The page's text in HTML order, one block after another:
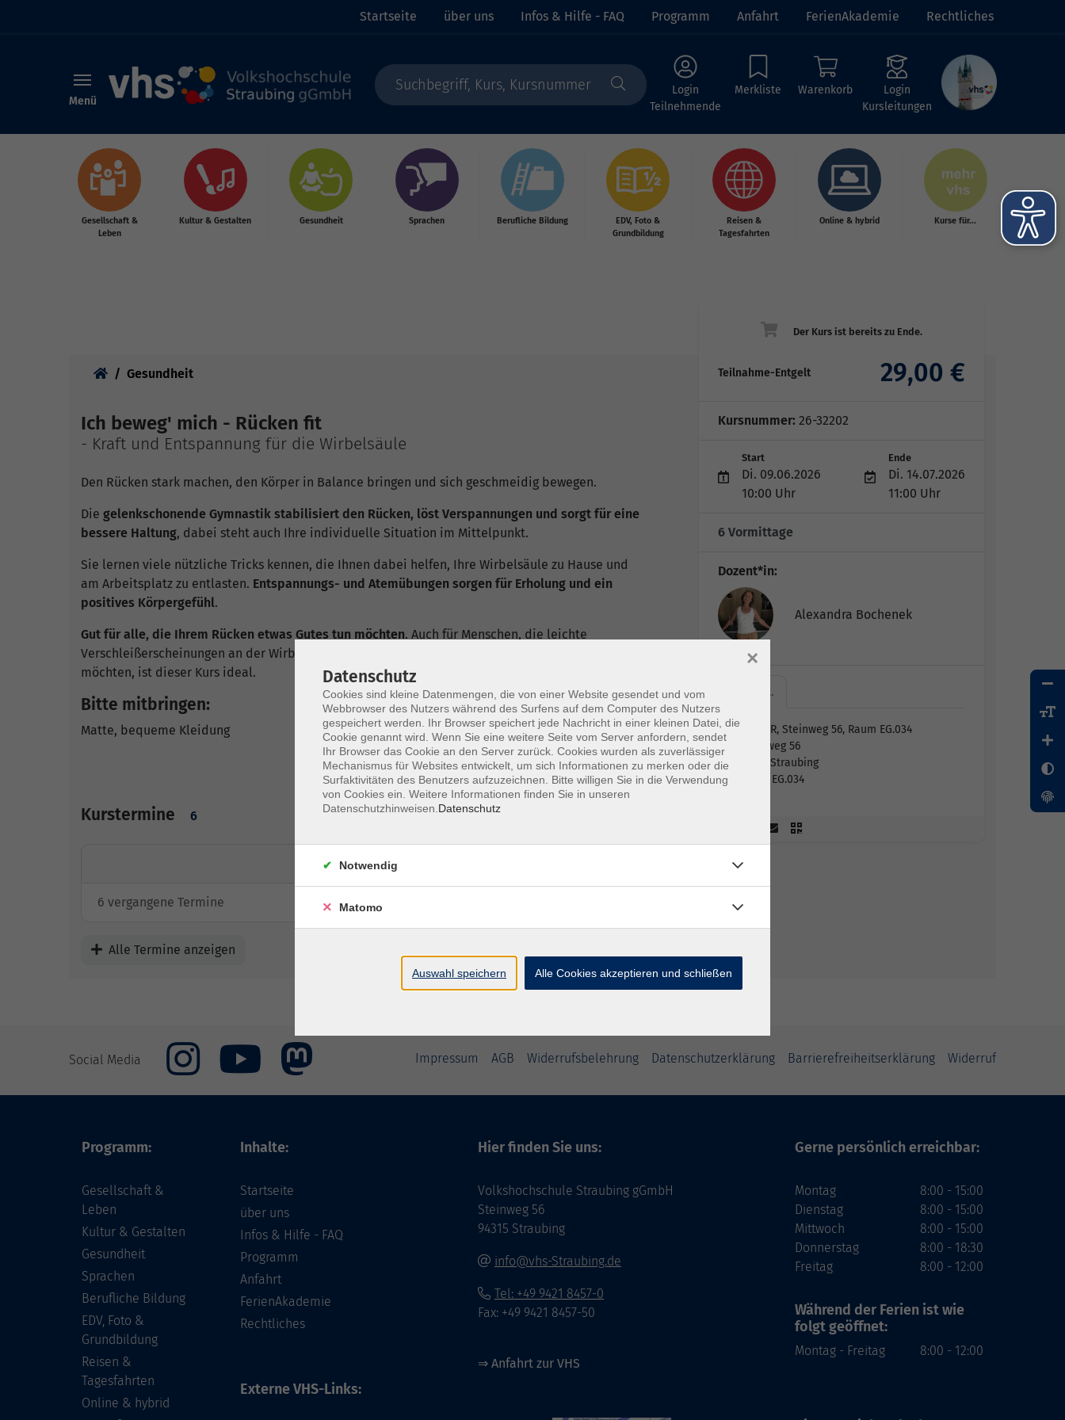
Startseite über uns Infos & Hilfe - FAQ Programm Anfahrt FerienAkademie Rechtliches
Menü
Login
Teilnehmende
Merkliste Warenkorb
Login
Kursleitungen
Gesellschaft &
Leben
Kultur & Gestalten Gesundheit Sprachen Berufliche Bildung
EDV, Foto &
Grundbildung
Reisen &
Tagesfahrten
Online & hybrid Kurse für...
Gesundheit
Ich beweg' mich - Rücken fit
- Kraft und Entspannung für die Wirbelsäule
Den Rücken stark machen, den Körper in Balance bringen und sich geschmeidig bewegen.
Die gelenkschonende Gymnastik stabilisiert den Rücken, löst Verspannungen und sorgt für eine
bessere Haltung, dabei steht auch Ihre individuelle Situation im Mittelpunkt.
Sie lernen viele nützliche Tricks kennen, die Ihnen dabei helfen, Ihre Wirbelsäule zu Hause und
am Arbeitsplatz zu entlasten. Entspannungs- und Atemübungen sorgen für Erholung und ein
positives Körpergefühl.
Gut für alle, die Ihrem Rücken etwas Gutes tun möchten. Auch für Menschen, die leichte
Verschleißerscheinungen an der Wirbelsäule haben, Osteoporose oder Arthrose vorbeugen
möchten, ist dieser Kurs ideal.
Bitte mitbringen:
Matte, bequeme Kleidung
Kurstermine 6
6 vergangene Termine
Alle Termine anzeigen
Teilnahme-Entgelt 29,00 €
Kursnummer: 26-32202
Start
Di. 09.06.2026
10:00 Uhr
Ende
Di. 14.07.2026
11:00 Uhr
6 Vormittage
Dozent*in:
Alexandra Bochenek
VHS SR,…
VHS SR, Steinweg 56, Raum EG.034
Steinweg 56
94315 Straubing
Raum EG.034
Social Media Impressum AGB Widerrufsbelehrung Datenschutzerklärung Barrierefreiheitserklärung Widerruf
Programm:
Gesellschaft &
Leben
Kultur & Gestalten
Gesundheit
Sprachen
Berufliche Bildung
EDV, Foto &
Grundbildung
Reisen &
Tagesfahrten
Online & hybrid
Inhalte:
Startseite
über uns
Infos & Hilfe - FAQ
Programm
Anfahrt
FerienAkademie
Rechtliches
Externe VHS-Links:
Hier finden Sie uns:
Volkshochschule Straubing gGmbH
Steinweg 56
94315 Straubing
info@vhs-Straubing.de
Tel: +49 9421 8457-0
Fax: +49 9421 8457-50
⇒ Anfahrt zur VHS
Gerne persönlich erreichbar:
Montag
Dienstag
Mittwoch
Donnerstag
Freitag
8:00 - 15:00
8:00 - 15:00
8:00 - 15:00
8:00 - 18:30
8:00 - 12:00
Während der Ferien ist wie
folgt geöffnet:
Montag - Freitag 8:00 - 12:00
Datenschutz
Cookies sind kleine Datenmengen, die von einer Website gesendet und vom
Webbrowser des Nutzers während des Surfens auf dem Computer des Nutzers
gespeichert werden. Ihr Browser speichert jede Nachricht in einer kleinen Datei, die
Cookie genannt wird. Wenn Sie eine weitere Seite vom Server anfordern, sendet
Ihr Browser das Cookie an den Server zurück. Cookies wurden als zuverlässiger
Mechanismus für Websites entwickelt, um sich Informationen zu merken oder die
Surfaktivitäten des Benutzers aufzuzeichnen. Bitte willigen Sie in die Verwendung
von Cookies ein. Weitere Informationen finden Sie in unseren
Datenschutzhinweisen. Datenschutz
×
Notwendig
Matomo
Auswahl speichern Alle Cookies akzeptieren und schließen